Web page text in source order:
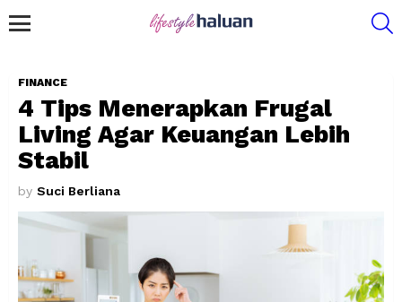
FINANCE
4 Tips Menerapkan Frugal
Living Agar Keuangan Lebih
Stabil
by Suci Berliana